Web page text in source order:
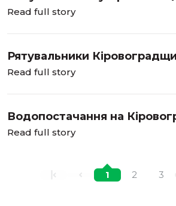
у храмах ПЦУ відзначають
Read full story
Рятувальники
ліквідували 14 пожеж за
Read full story
Водопостачання на
6 серпня: де тривають
Read full story
1 2 3